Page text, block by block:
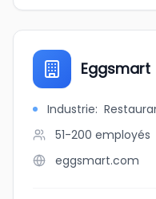
Eggsmart
Industrie:
51-200 employés
eggsmart.com